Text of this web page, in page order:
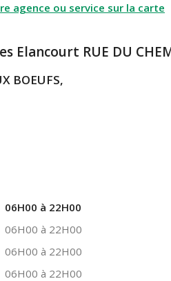
agence ou service sur la carte
Elancourt RUE DU
BOEUFS,
06H00 à 22H00
06H00 à 22H00
06H00 à 22H00
06H00 à 22H00